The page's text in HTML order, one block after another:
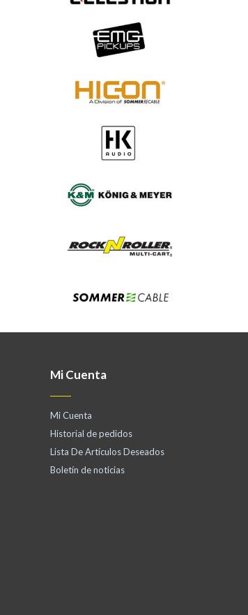
Mi Cuenta
Mi Cuenta
Historial de pedidos
Lista De Artículos Deseados
Boletín de noticias